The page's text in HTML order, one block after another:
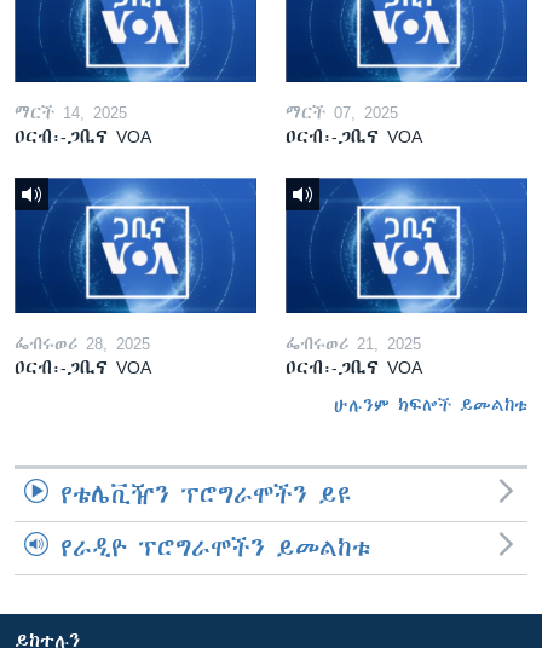
ማርች 14, 2025
ዐርብ፡-ጋቢና VOA
ማርች 07, 2025
ዐርብ፡-ጋቢና VOA
ፌብሩወሪ 28, 2025
ዐርብ፡-ጋቢና VOA
ፌብሩወሪ 21, 2025
ዐርብ፡-ጋቢና VOA
ሁሉንም ክፍሎች ይመልከቱ
የቴሌቪዥን ፕሮግራሞችን ይዩ
የራዲዮ ፕሮግራሞችን ይመልከቱ
ይከተሉን